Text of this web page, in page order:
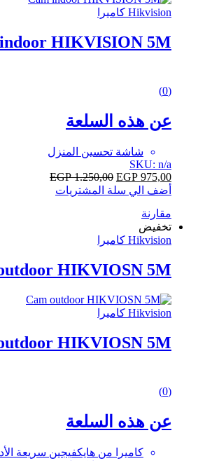
Hikvision كاميرا
HIKVISION 5M
of
5
(0)
عن هذه السلعة
شاشة تحسين المنزل
SKU: n/a
EGP 975,00
EGP1.250,00
أضف الي سلة المشتريات
مقارنة
تخفيض
Hikvision كاميرا
HIKVIOSN 5M
Hikvision كاميرا
HIKVIOSN 5M
of
5
(0)
عن هذه السلعة
كاميرا من هايكفيجين سريعة